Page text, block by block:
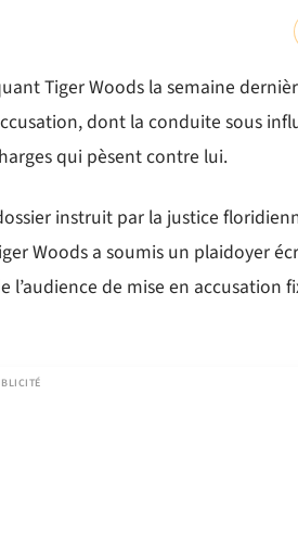
Tiger Woods la semaine
dont la conduite sous
qui pèsent contre lui.
instruit par la justice
Woods a soumis un plaidoyer
de mise en accusation